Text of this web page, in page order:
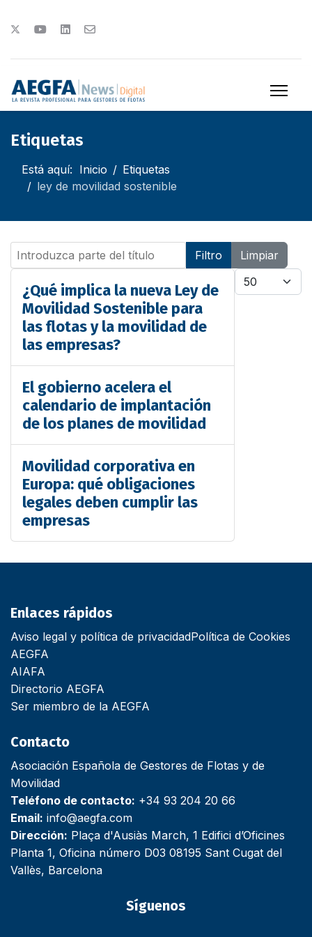
Etiquetas
Está aquí: Inicio
Etiquetas
ley de movilidad sostenible
Introduzca parte del título Filtro
Limpiar
Cantidad
¿Qué implica la nueva Ley de
Movilidad Sostenible para
las flotas y la movilidad de
las empresas?
El gobierno acelera el
calendario de implantación
de los planes de movilidad
Movilidad corporativa en
Europa: qué obligaciones
legales deben cumplir las
empresas
Enlaces rápidos
Aviso legal y política de privacidadPolítica de Cookies
AEGFA
AIAFA
Directorio AEGFA
Ser miembro de la AEGFA
Contacto
Asociación Española de Gestores de Flotas y de
Movilidad
Teléfono de contacto: +34 93 204 20 66
Email: info@aegfa.com
Dirección: Plaça d'Ausiàs March, 1 Edifici d’Oficines
Planta 1, Oficina número D03 08195 Sant Cugat del
Vallès, Barcelona
Síguenos